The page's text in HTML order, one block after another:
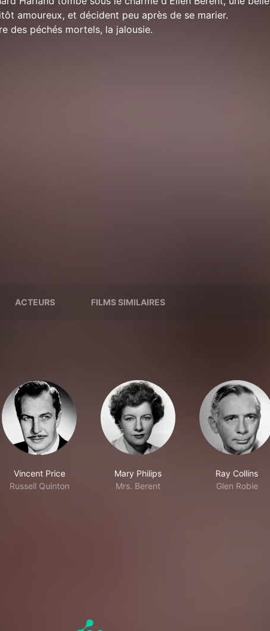
amoureux, et décident peu après de se marier.
des péchés mortels, la jalousie.
ACTEURS FILMS SIMILAIRES
Vincent Price
Russell Quinton
Mary Philips
Mrs. Berent
Ray Collins
Glen Robie